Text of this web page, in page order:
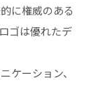
に権威のある
ゴは優れたデ
ケーション、